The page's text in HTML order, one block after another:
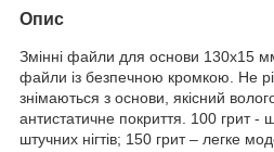
Опис
Змінні файли для основи 130x15
файли із безпечною кромкою. Не
знімаються з основи, якісний
антистатичне покриття. 100 грит
штучних нігтів; 150 грит – легке